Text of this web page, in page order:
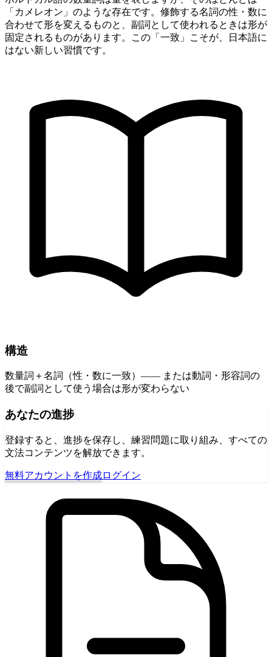
「カメレオン」のような存在です。修飾する名詞の性・数に
合わせて形を変えるものと、副詞として使われるときは形が
固定されるものがあります。この「一致」こそが、日本語に
はない新しい習慣です。
構造
数量詞＋名詞（性・数に一致）―― または動詞・形容詞の
後で副詞として使う場合は形が変わらない
あなたの進捗
登録すると、進捗を保存し、練習問題に取り組み、すべての
文法コンテンツを解放できます。
無料アカウントを作成ログイン